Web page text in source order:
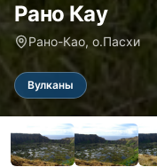
Рано Кау
Рано-Као, о.Пасхи
Вулканы